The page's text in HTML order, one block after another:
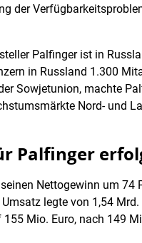
der
Palfinger ist in
in Russland 1.300
Sowjetunion, machte
Nord- und
Palfinger
Nettogewinn um 74
legte von 1,54
Mio. Euro, nach 149